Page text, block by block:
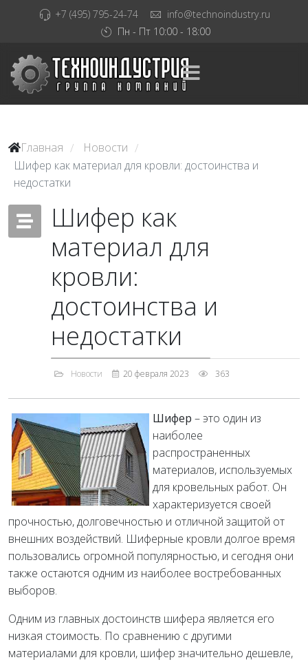
+7 (495) 795-24-74
info@technoindustry.ru
Пн - Пт 10:00 - 18:00
Главная / Новости /
Шифер как материал для кровли: достоинства и
недостатки
Шифер как
материал для
кровли:
достоинства и
недостатки
Новости 20 февраля 2023 363
Шифер – это один из
наиболее
распространенных
материалов, используемых
для кровельных работ. Он
характеризуется своей
прочностью, долговечностью и отличной защитой от
внешних воздействий. Шиферные кровли долгое время
пользовались огромной популярностью, и сегодня они
также остаются одним из наиболее востребованных
выборов.
Одним из главных достоинств шифера является его
низкая стоимость. По сравнению с другими
материалами для кровли, шифер значительно дешевле,